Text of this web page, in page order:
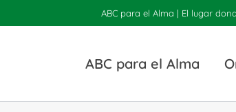
ABC para el Alma | El lugar
ABC para el Alma